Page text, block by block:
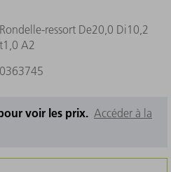
Rondelle-ressort De20,0 Di10,2
t1,0 A2
0363745
voir les prix. Accéder à la